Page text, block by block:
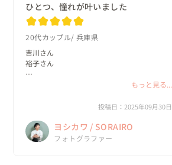
ひとつ、憧れが叶いました
20代カップル 兵庫県
吉川さん
裕子さん
今日は本当にありがとうございました。
いない私たちでしたが、すぐにリラックスで
した
また、念願だった神戸と淡路島の前撮りがで
もっと見る...
投稿日：2025年09月30日
ヨシカワ / SORAIRO
フォトグラファー